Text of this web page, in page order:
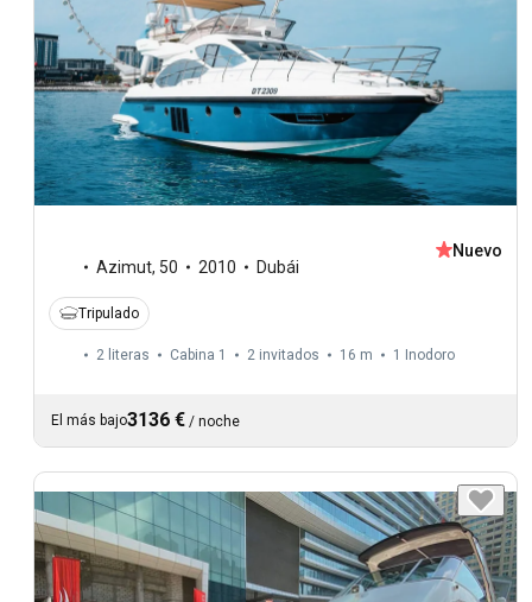
Azimut, 50 2010 Dubái
Nuevo
Tripulado
2 literas Cabina 1 2 invitados 16 m 1 Inodoro
El más bajo3136 € / noche